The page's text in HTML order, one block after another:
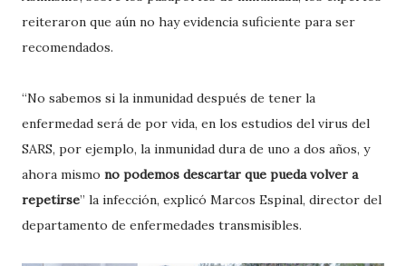
reiteraron que aún no hay evidencia suficiente para ser
recomendados.
“No sabemos si la inmunidad después de tener la
enfermedad será de por vida, en los estudios del virus del
SARS, por ejemplo, la inmunidad dura de uno a dos años, y
ahora mismo no podemos descartar que pueda volver a
repetirse” la infección, explicó Marcos Espinal, director del
departamento de enfermedades transmisibles.